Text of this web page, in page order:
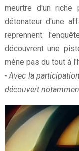
meurtre d'un riche
détonateur d'une
reprennent
découvrent une
mène pas du tout à
- Avec la
découvert